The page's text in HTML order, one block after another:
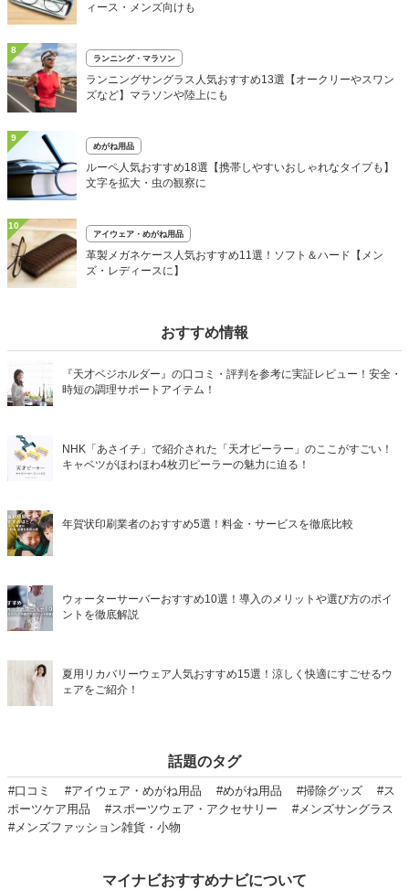
ィース・メンズ向けも
8
ランニング・マラソン
ランニングサングラス人気おすすめ13選【オークリーやスワン
ズなど】マラソンや陸上にも
9
めがね用品
ルーペ人気おすすめ18選【携帯しやすいおしゃれなタイプも】
文字を拡大・虫の観察に
10
アイウェア・めがね用品
革製メガネケース人気おすすめ11選！ソフト＆ハード【メン
ズ・レディースに】
おすすめ情報
『天才ベジホルダー』の口コミ・評判を参考に実証レビュー！安全・
時短の調理サポートアイテム！
NHK「あさイチ」で紹介された「天才ピーラー」のここがすごい！
キャベツがほわほわ4枚刃ピーラーの魅力に迫る！
年賀状印刷業者のおすすめ5選！料金・サービスを徹底比較
ウォーターサーバーおすすめ10選！導入のメリットや選び方のポイ
ントを徹底解説
夏用リカバリーウェア人気おすすめ15選！涼しく快適にすごせるウ
ェアをご紹介！
話題のタグ
#口コミ #アイウェア・めがね用品 #めがね用品 #掃除グッズ
#ス
ポーツケア用品
#スポーツウェア・アクセサリー
#メンズサングラス
#メンズファッション雑貨・小物
マイナビおすすめナビについて